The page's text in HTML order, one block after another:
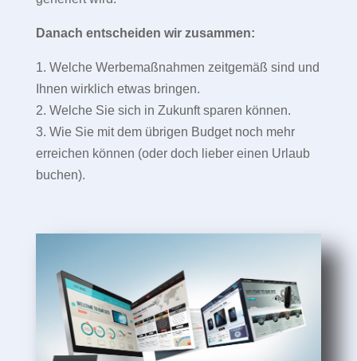
Danach entscheiden wir zusammen:
1. Welche Werbemaßnahmen zeitgemäß sind und
Ihnen wirklich etwas bringen.
2. Welche Sie sich in Zukunft sparen können.
3. Wie Sie mit dem übrigen Budget noch mehr
erreichen können (oder doch lieber einen Urlaub
buchen).